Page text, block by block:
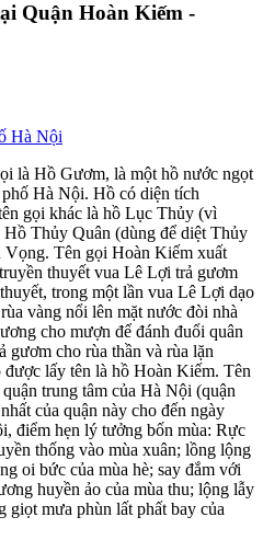
Quận Hoàn Kiếm -
Hà Nội
là Hồ Gươm, là một hồ nước ngọt
Hà Nội. Hồ có diện tích
gọi khác là hồ Lục Thủy (vì
Thủy Quân (dùng để diệt Thủy
Tên gọi Hoàn Kiếm xuất
thuyết vua Lê Lợi trả gươm
trong một lần vua Lê Lợi dạo
vàng nổi lên mặt nước đòi nhà
cho mượn để đánh đuổi quân
cho rùa thần và rùa lặn
lấy tên là hồ Hoàn Kiếm. Tên
trung tâm của Hà Nội (quận
của quận này cho đến ngày
điểm hẹn lý tưởng bốn mùa: Rực
thống vào mùa xuân; lồng lộng
oi bức của mùa hè; say đắm với
huyền ảo của mùa thu; lộng lẫy
giọt mưa phùn lất phất bay của